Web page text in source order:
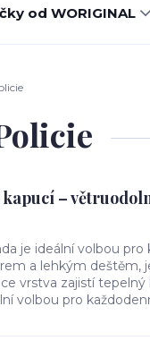
od WORIGINAL
–
je ideální volbou pro
a lehkým deštěm,
vrstva zajistí
volbou pro